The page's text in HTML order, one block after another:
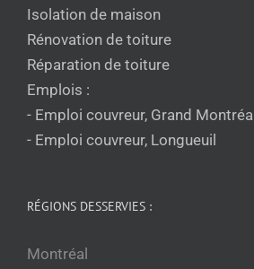
Isolation de maison
Rénovation de toiture
Réparation de toiture
Emplois :
- Emploi couvreur, Grand Montréal
- Emploi couvreur, Longueuil
RÉGIONS DESSERVIES :
Montréal